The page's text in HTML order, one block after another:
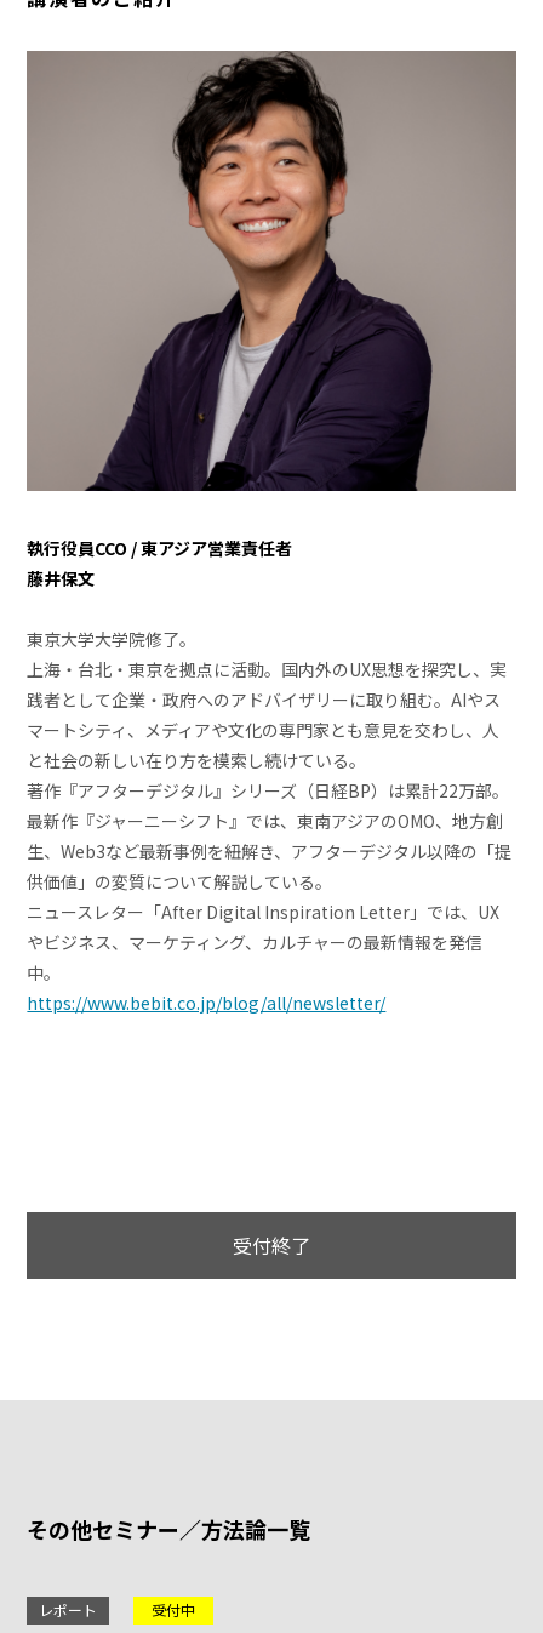
執行役員CCO / 東アジア営業責任者
藤井保文
東京大学大学院修了。
上海・台北・東京を拠点に活動。国内外のUX思想を探究し、実
践者として企業・政府へのアドバイザリーに取り組む。AIやス
マートシティ、メディアや文化の専門家とも意見を交わし、人
と社会の新しい在り方を模索し続けている。
著作『アフターデジタル』シリーズ（日経BP）は累計22万部。
最新作『ジャーニーシフト』では、東南アジアのOMO、地方創
生、Web3など最新事例を紐解き、アフターデジタル以降の「提
供価値」の変質について解説している。
ニュースレター「After Digital Inspiration Letter」では、UX
やビジネス、マーケティング、カルチャーの最新情報を発信
中。
https://www.bebit.co.jp/blog/all/newsletter/
受付終了
その他セミナー／方法論一覧
レポート 受付中